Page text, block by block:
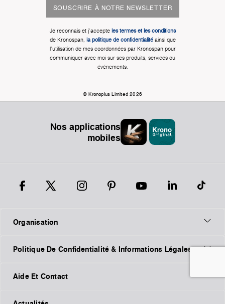
SOUSCRIRE À NOTRE NEWSLETTER
Je reconnais et j'accepte les termes et les conditions
de Kronospan, la politique de confidentialitéainsi que
l'utilisation de mes coordonnées par Kronospan pour
communiquer avec moi sur ses produits, services ou
événements.
© Kronoplus Limited 2026
Nos applications
mobiles
Organisation
Politique De Confidentialité & Informations Légales
Aide Et Contact